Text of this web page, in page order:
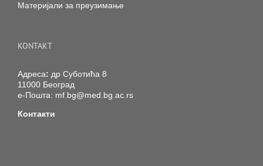
Материјали за преузимање
KONTAKT
Адреса: др Суботића 8
11000 Београд
е-Пошта: mf.bg@med.bg.ac.rs
Контакти